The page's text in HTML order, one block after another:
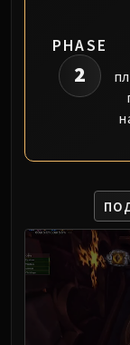
PHASE
2